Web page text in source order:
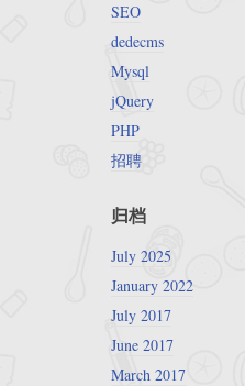
SEO
dedecms
Mysql
jQuery
PHP
招聘
归档
July 2025
January 2022
July 2017
June 2017
March 2017